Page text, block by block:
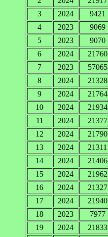
3
2024 9421
4
2023 9069
5
2023 9070
6
2024 21760
7
2023 57065
8
2024 21328
9
2024 21764
10
2024 21934
11
2024 21377
12
2024 21790
13
2024 21311
14
2024 21406
15
2024 21962
16
2024 21327
17
2024 21940
18
2023 7977
19
2024 21833